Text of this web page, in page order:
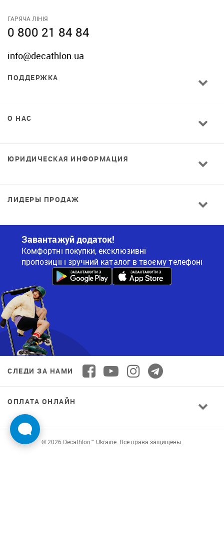
ГАРЯЧА ЛІНІЯ
0 800 21 84 84
info@decathlon.ua
ПОДДЕРЖКА
О НАС
ЮРИДИЧЕСКАЯ ИНФОРМАЦИЯ
ЛИДЕРЫ ПРОДАЖ
Завантажуй додаток!
Комфортні покупки, ексклюзивні
пропозиції і зручний каталог в твоєму телефоні
СЛЕДИ ЗА НАМИ
ОПЛАТА ОНЛАЙН
© 2026 Decathlon™ Ukraine. Все права защищены.